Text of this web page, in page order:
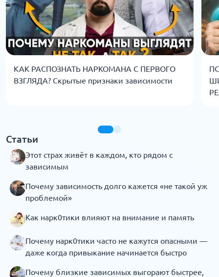
КАК РАСПОЗНАТЬ НАРКОМАНА С ПЕРВОГО
ВЗГЛЯДА? Скрытые признаки зависимости
Статьи
Этот страх живёт в каждом, кто рядом с
зависимым
Почему зависимость долго кажется «не такой уж
проблемой»
Как нарк0тики влияют на внимание и память
Почему нарк0тики часто не кажутся опасными —
даже когда привыкание начинается быстро
Почему близкие зависимых выгорают быстрее,